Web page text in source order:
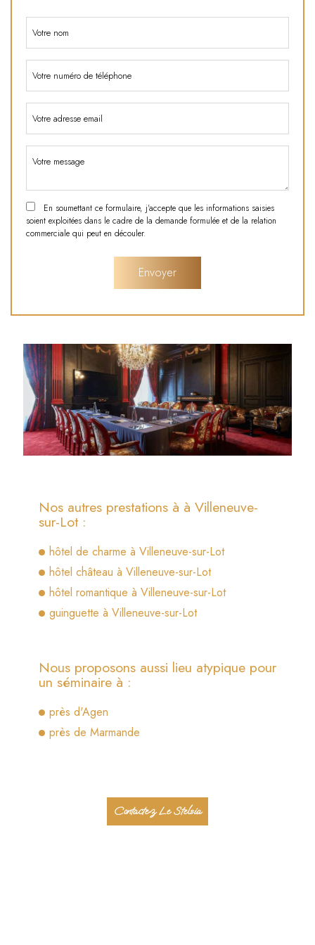
En soumettant ce formulaire, j'accepte que les informations saisies
soient exploitées dans le cadre de la demande formulée et de la relation
commerciale qui peut en découler.
Nos autres prestations à à Villeneuve-
sur-Lot :
hôtel de charme à Villeneuve-sur-Lot
hôtel château à Villeneuve-sur-Lot
hôtel romantique à Villeneuve-sur-Lot
guinguette à Villeneuve-sur-Lot
Nous proposons aussi lieu atypique pour
un séminaire à :
près d'Agen
près de Marmande
Contactez Le Stelsia